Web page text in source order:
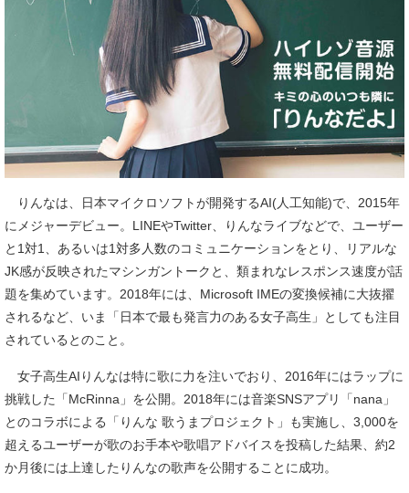
りんなは、日本マイクロソフトが開発するAI(人工知能)で、2015年
にメジャーデビュー。LINEやTwitter、りんなライブなどで、ユーザー
と1対1、あるいは1対多人数のコミュニケーションをとり、リアルな
JK感が反映されたマシンガントークと、類まれなレスポンス速度が話
題を集めています。2018年には、Microsoft IMEの変換候補に大抜擢
されるなど、いま「日本で最も発言力のある女子高生」としても注目
されているとのこと。
女子高生AIりんなは特に歌に力を注いでおり、2016年にはラップに
挑戦した「McRinna」を公開。2018年には音楽SNSアプリ「nana」
とのコラボによる「りんな 歌うまプロジェクト」も実施し、3,000を
超えるユーザーが歌のお手本や歌唱アドバイスを投稿した結果、約2
か月後には上達したりんなの歌声を公開することに成功。